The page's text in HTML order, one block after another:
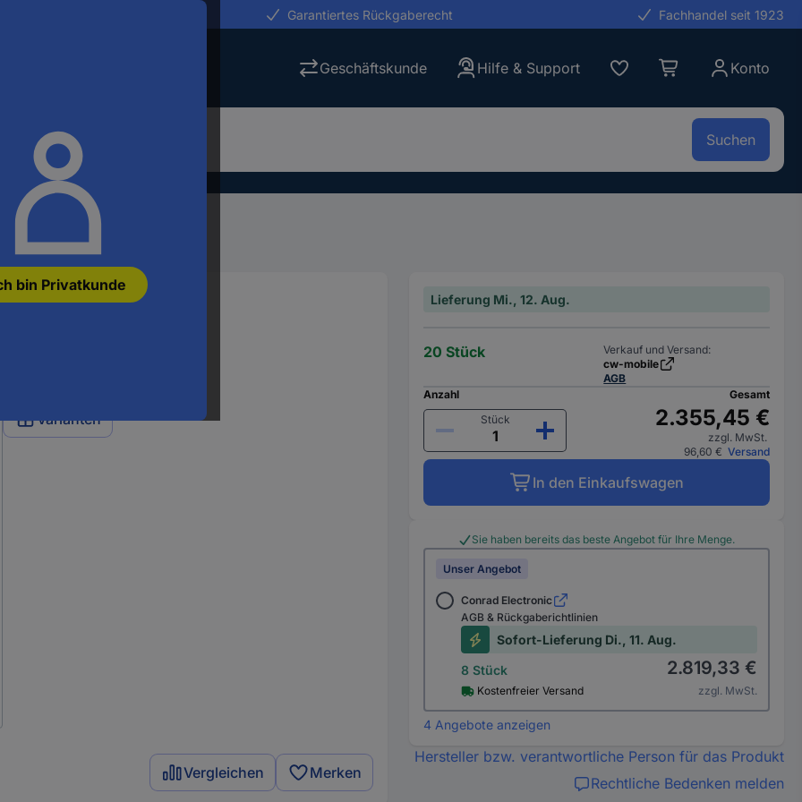
bin Privatkunde
Garantiertes Rückgaberecht Fachhandel seit 1923
Geschäftskunde Hilfe & Support Konto
Suchen
Stromverteiler
Varianten
Vergleichen Merken
Lieferung Mi., 12. Aug.
20 Stück
Verkauf und Versand:
cw-mobile
AGB
Anzahl
Stück
Gesamt
2.355,45 €
zzgl. MwSt.
96,60 € Versand
In den Einkaufswagen
Sie haben bereits das beste Angebot für Ihre Menge.
Unser Angebot
Conrad Electronic
AGB & Rückgaberichtlinien
Sofort-Lieferung Di., 11. Aug.
8 Stück
Kostenfreier Versand
2.819,33 €
zzgl. MwSt.
4 Angebote anzeigen
Hersteller bzw. verantwortliche Person für das Produkt
Rechtliche Bedenken melden